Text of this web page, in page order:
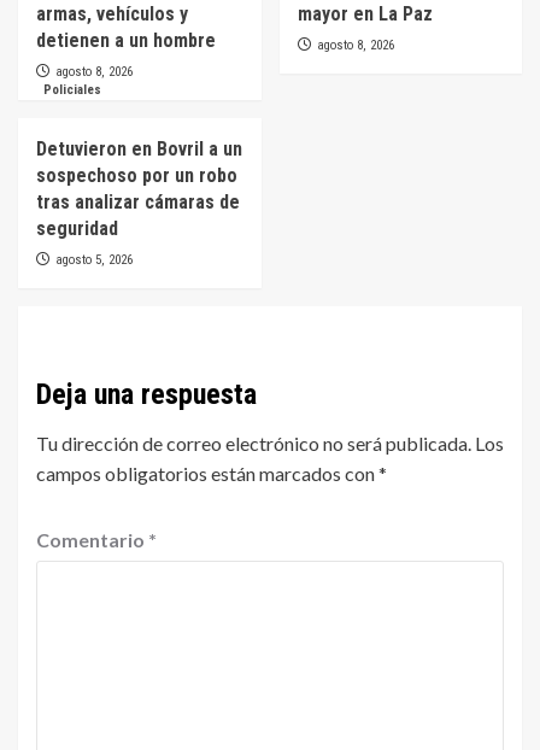
armas, vehículos y
detienen a un hombre
agosto 8, 2026
mayor en La Paz
agosto 8, 2026
Policiales
Detuvieron en Bovril a un
sospechoso por un robo
tras analizar cámaras de
seguridad
agosto 5, 2026
Deja una respuesta
Tu dirección de correo electrónico no será publicada. Los
campos obligatorios están marcados con*
Comentario *